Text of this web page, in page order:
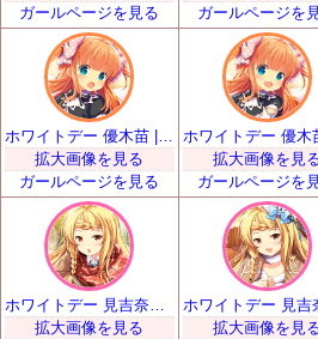
ガールページを見る
ガールページを
拡大画像を見る
ガールページを見る
拡大画像を見
ガールページを
拡大画像を見る
拡大画像を見